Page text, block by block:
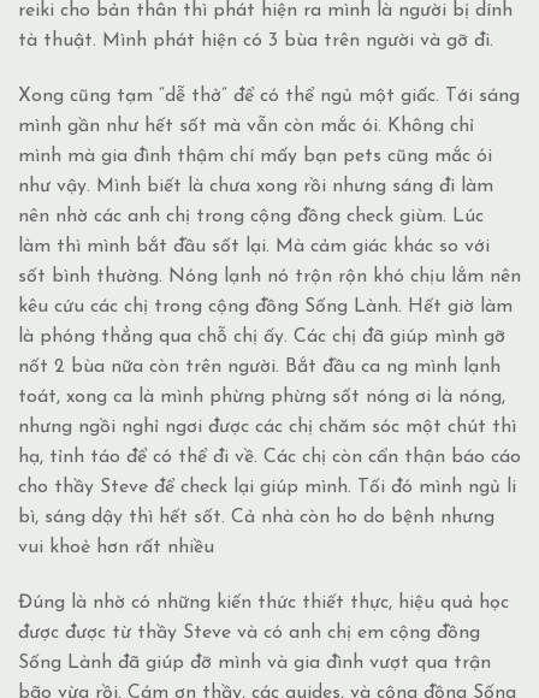
reiki cho bản thân thì phát hiện ra mình là người bị dính
tà thuật. Mình phát hiện có 3 bùa trên người và gỡ đi.
Xong cũng tạm “dễ thở” để có thể ngủ một giấc. Tới sáng
mình gần như hết sốt mà vẫn còn mắc ói. Không chỉ
mình mà gia đình thậm chí mấy bạn pets cũng mắc ói
như vậy. Mình biết là chưa xong rồi nhưng sáng đi làm
nên nhờ các anh chị trong cộng đồng check giùm. Lúc
làm thì mình bắt đầu sốt lại. Mà cảm giác khác so với
sốt bình thường. Nóng lạnh nó trộn rộn khó chịu lắm nên
kêu cứu các chị trong cộng đồng Sống Lành. Hết giờ làm
là phóng thẳng qua chỗ chị ấy. Các chị đã giúp mình gỡ
nốt 2 bùa nữa còn trên người. Bắt đầu ca ng mình lạnh
toát, xong ca là mình phừng phừng sốt nóng ơi là nóng,
nhưng ngồi nghỉ ngơi được các chị chăm sóc một chút thì
hạ, tỉnh táo để có thể đi về. Các chị còn cẩn thận báo cáo
cho thầy Steve để check lại giúp mình. Tối đó mình ngủ li
bì, sáng dậy thì hết sốt. Cả nhà còn ho do bệnh nhưng
vui khoẻ hơn rất nhiều
Đúng là nhờ có những kiến thức thiết thực, hiệu quả học
được được từ thầy Steve và có anh chị em cộng đồng
Sống Lành đã giúp đỡ mình và gia đình vượt qua trận
bão vừa rồi. Cám ơn thầy, các guides, và cộng đồng Sống